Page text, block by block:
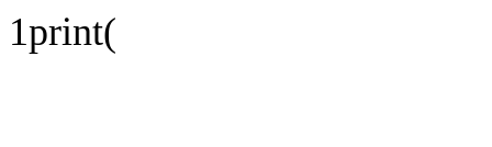
1print(